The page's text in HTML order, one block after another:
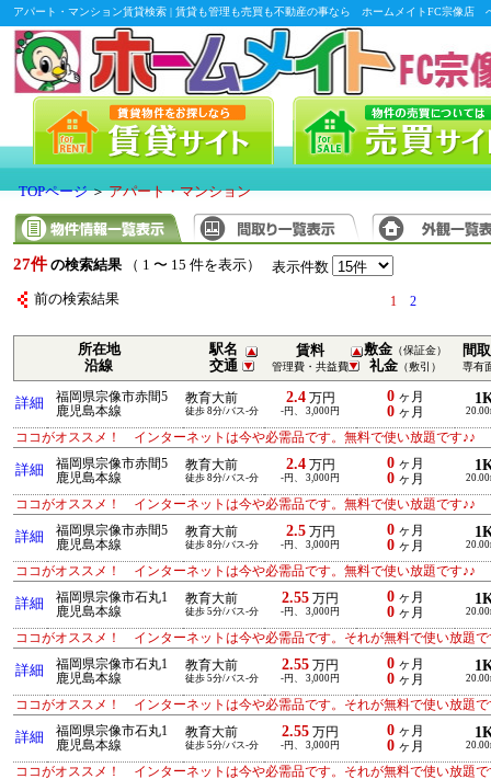
アパート・マンション賃貸検索 | 賃貸も管理も売買も不動産の事なら ホームメイトFC宗像店
TOPページ＞アパート・マンション
27件 の検索結果 （ 1 〜 15 件を表示） 表示件数
前の検索結果 1 2
所在地
沿線
駅名
交通
賃料
管理費・共益費
敷金 （保証金）
礼金 （敷引）
間
専有
詳細
福岡県宗像市赤間5
鹿児島本線
教育大前
徒歩 8分/バス-分
2.4万円
-円、 3,000円
0 ヶ月
0 ヶ月
ココがオススメ！ インターネットは今や必需品です。無料で使い放題です♪♪
詳細
福岡県宗像市赤間5
鹿児島本線
教育大前
徒歩 8分/バス-分
2.4万円
-円、 3,000円
0 ヶ月
0 ヶ月
ココがオススメ！ インターネットは今や必需品です。無料で使い放題です♪♪
詳細
福岡県宗像市赤間5
鹿児島本線
教育大前
徒歩 8分/バス-分
2.5万円
-円、 3,000円
0 ヶ月
0 ヶ月
ココがオススメ！ インターネットは今や必需品です。無料で使い放題です♪♪
詳細
福岡県宗像市石丸1
鹿児島本線
教育大前
徒歩 5分/バス-分
2.55 万円
-円、 3,000円
0 ヶ月
0 ヶ月
ココがオススメ！ インターネットは今や必需品です。それが無料で使い放題で
詳細
福岡県宗像市石丸1
鹿児島本線
教育大前
徒歩 5分/バス-分
2.55 万円
-円、 3,000円
0 ヶ月
0 ヶ月
ココがオススメ！ インターネットは今や必需品です。それが無料で使い放題で
詳細
福岡県宗像市石丸1
鹿児島本線
教育大前
徒歩 5分/バス-分
2.55 万円
-円、 3,000円
0 ヶ月
0 ヶ月
ココがオススメ！ インターネットは今や必需品です。それが無料で使い放題で